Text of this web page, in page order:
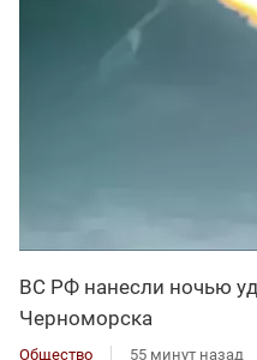
ВС РФ нанесли ночью
Черноморска
Общество 55 минут назад